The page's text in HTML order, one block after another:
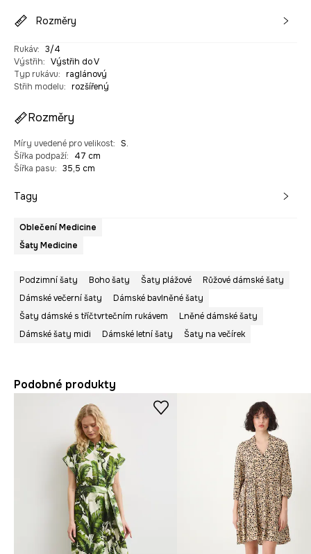
Rozměry
Rukáv: 3/4
Výstřih: Výstřih do V
Typ rukávu: raglánový
Střih modelu: rozšířený
Rozměry
Míry uvedené pro velikost: S.
Šířka podpaží:
47 cm
Šířka pasu: 35,5 cm
Tagy
Oblečení Medicine
Šaty Medicine
Podzimní šaty Boho šaty Šaty plážové
Růžové dámské šaty
Dámské večerní šaty
Dámské bavlněné šaty
Šaty dámské s tříčtvrtečním rukávem
Lněné dámské šaty
Dámské šaty midi
Dámské letní šaty Šaty na večírek
Podobné produkty